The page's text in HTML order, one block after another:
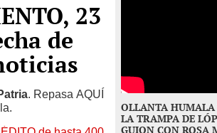
23
de
. Repasa AQUÍ
OLLANTA HUMALA
LA TRAMPA DE
GUION CON ROSA